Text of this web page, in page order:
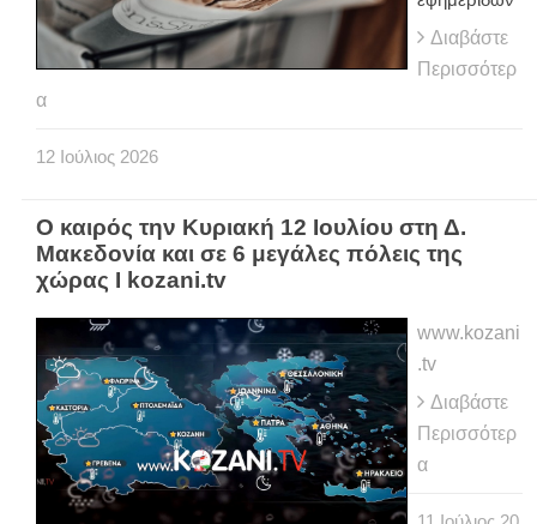
Διαβάστε
Περισσότερ
α
12 Ιούλιος 2026
Ο καιρός την Κυριακή 12 Ιουλίου στη Δ.
Μακεδονία και σε 6 μεγάλες πόλεις της
χώρας Ι kozani.tv
www.kozani
.tv
Διαβάστε
Περισσότερ
α